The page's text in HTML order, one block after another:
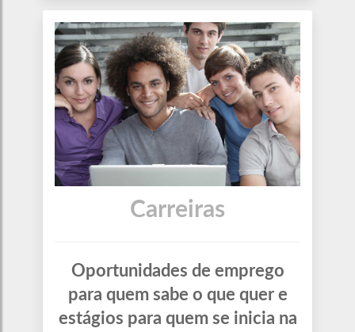
Carreiras
Oportunidades de emprego
para quem sabe o que quer e
estágios para quem se inicia na